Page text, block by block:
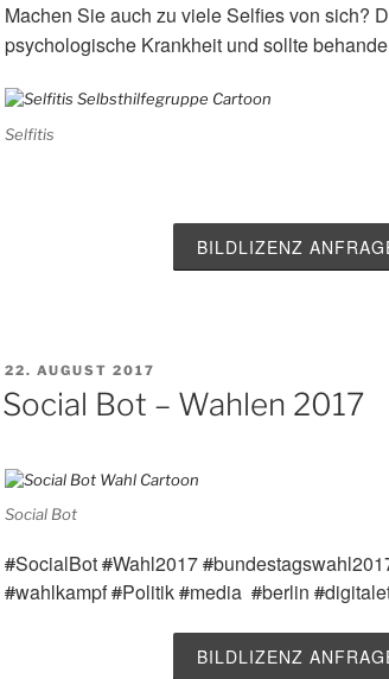
Machen Sie auch zu viele Selfies von sich?
psychologische Krankheit und sollte
Selfitis
BILDLIZENZ
VERÖFFENTLICHT
AM
22. AUGUST 2017
Social Bot – Wahlen 2017
Social Bot
#SocialBot#Wahl2017#
#wahlkampf#Politik#media #berlin #
BILDLIZENZ